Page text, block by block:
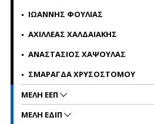
ΙΩΑΝΝΗΣ ΦΟΥΛΙΑΣ
ΑΧΙΛΛΕΑΣ ΧΑΛΔΑΙΑΚΗΣ
ΑΝΑΣΤΑΣΙΟΣ ΧΑΨΟΥΛΑΣ
ΣΜΑΡΑΓΔΑ ΧΡΥΣΟΣΤΟΜΟΥ
ΜΕΛΗ ΕΕΠ
MΕΛΗ EΔΙΠ